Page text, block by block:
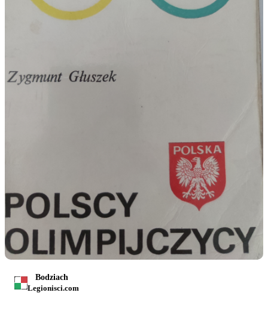
Bodziach
Legionisci.com